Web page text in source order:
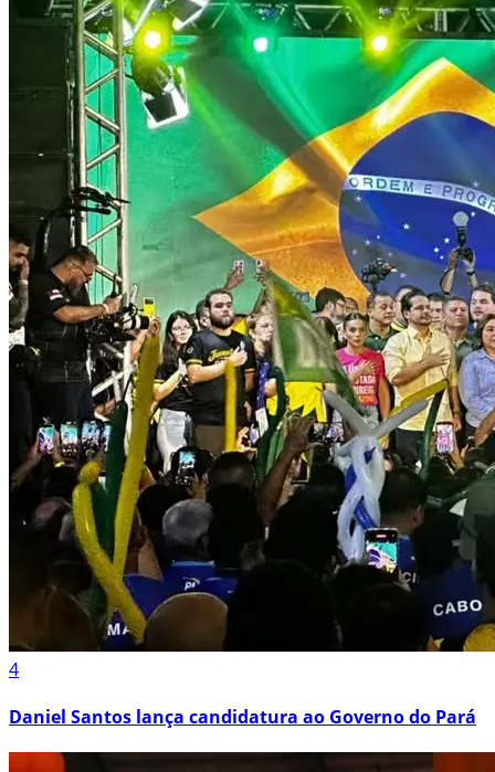
4
Daniel Santos lança candidatura ao Governo do Pará